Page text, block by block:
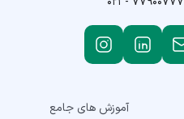
آموزش های جامع